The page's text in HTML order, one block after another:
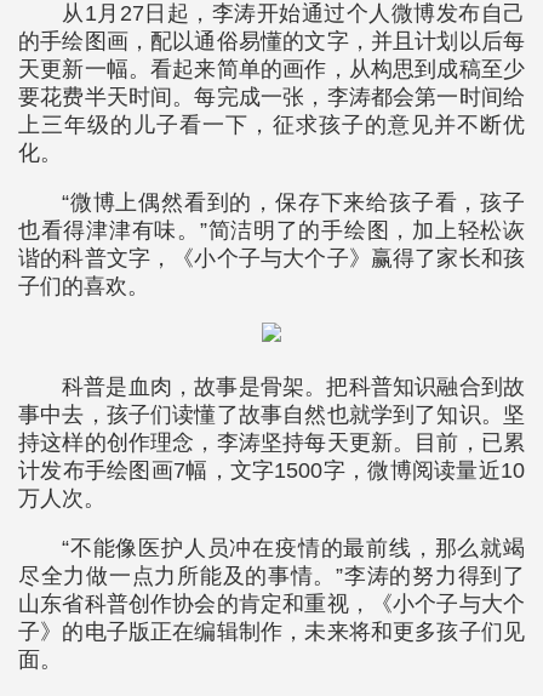
从1月27日起，李涛开始通过个人微博发布自己
的手绘图画，配以通俗易懂的文字，并且计划以后每
天更新一幅。看起来简单的画作，从构思到成稿至少
要花费半天时间。每完成一张，李涛都会第一时间给
上三年级的儿子看一下，征求孩子的意见并不断优
化。
“微博上偶然看到的，保存下来给孩子看，孩子
也看得津津有味。”简洁明了的手绘图，加上轻松诙
谐的科普文字，《小个子与大个子》赢得了家长和孩
子们的喜欢。
科普是血肉，故事是骨架。把科普知识融合到故
事中去，孩子们读懂了故事自然也就学到了知识。坚
持这样的创作理念，李涛坚持每天更新。目前，已累
计发布手绘图画7幅，文字1500字，微博阅读量近10
万人次。
“不能像医护人员冲在疫情的最前线，那么就竭
尽全力做一点力所能及的事情。”李涛的努力得到了
山东省科普创作协会的肯定和重视，《小个子与大个
子》的电子版正在编辑制作，未来将和更多孩子们见
面。